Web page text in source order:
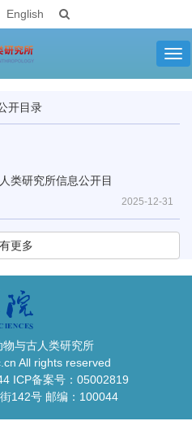
English
开目录
2025-12-31
类研究所信息公开目
更多
与古人类研究所
All rights reserved
ICP备案号：05002819
142号 邮编：100044